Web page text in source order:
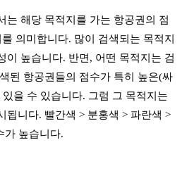
는 해당 목적지를 가는 항공권의 점
의미합니다. 많이 검색되는 목적지
이 높습니다. 반면, 어떤 목적지는 검
된 항공권들의 점수가 특히 높은(싸
을 수 있습니다. 그럼 그 목적지는
됩니다. 빨간색 > 분홍색 > 파란색 >
가 높습니다.